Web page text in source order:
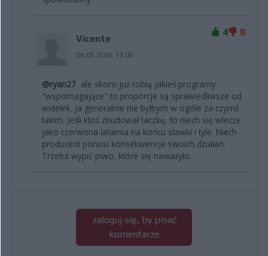
Vicente
09.05.2026 13:06
4 0
@ryan27 ale skoro już robią jakieś programy
"wspomagające" to proporcje są sprawiedliwsze od
widełek. Ja generalnie nie byłbym w ogóle za czymś
takim. Jeśli ktoś zbudował taczkę, to niech się wlecze
jako czerwona latarnia na końcu stawki i tyle. Niech
producent ponosi konsekwencje swoich działań.
Trzeba wypić piwo, które się naważyło.
zaloguj się, by pisać
komentarze